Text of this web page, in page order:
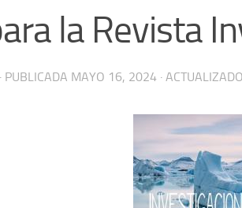
la Revista
· PUBLICADA MAYO 16, 2024 · ACTUALIZADO